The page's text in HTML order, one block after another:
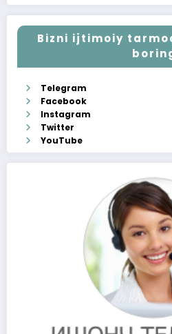
Bizni ijtimoiy
Telegram
Facebook
Instagram
Twitter
YouTube